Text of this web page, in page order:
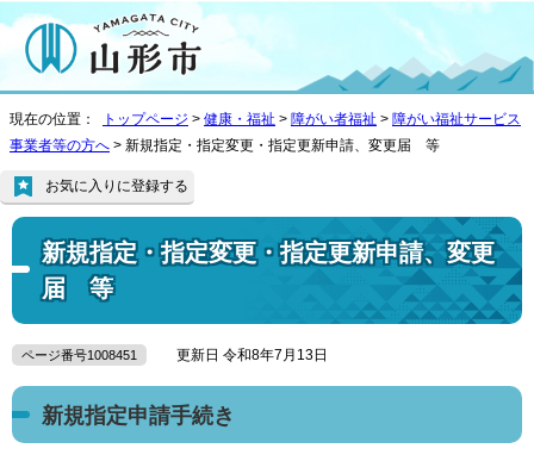
現在の位置： トップページ > 健康・福祉 > 障がい者福祉 > 障がい福祉サービス
事業者等の方へ > 新規指定・指定変更・指定更新申請、変更届 等
新規指定・指定変更・指定更新申請、変更
届 等
お気に入りに登録する
ページ番号1008451 更新日 令和8年7月13日
新規指定申請手続き